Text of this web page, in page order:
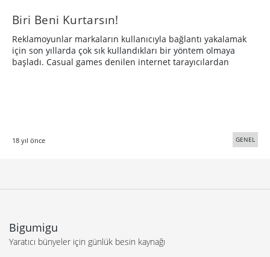
Biri Beni Kurtarsın!
Reklamoyunlar markaların kullanıcıyla bağlantı yakalamak
için son yıllarda çok sık kullandıkları bir yöntem olmaya
başladı. Casual games denilen internet tarayıcılardan
18 yıl önce GENEL
Bigumigu
Yaratıcı bünyeler için günlük besin kaynağı